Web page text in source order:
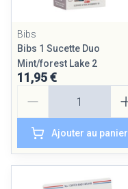
Bibs
Bibs 1 Sucette Duo
Mint/forest Lake 2
11,95 €
Ajouter au panier